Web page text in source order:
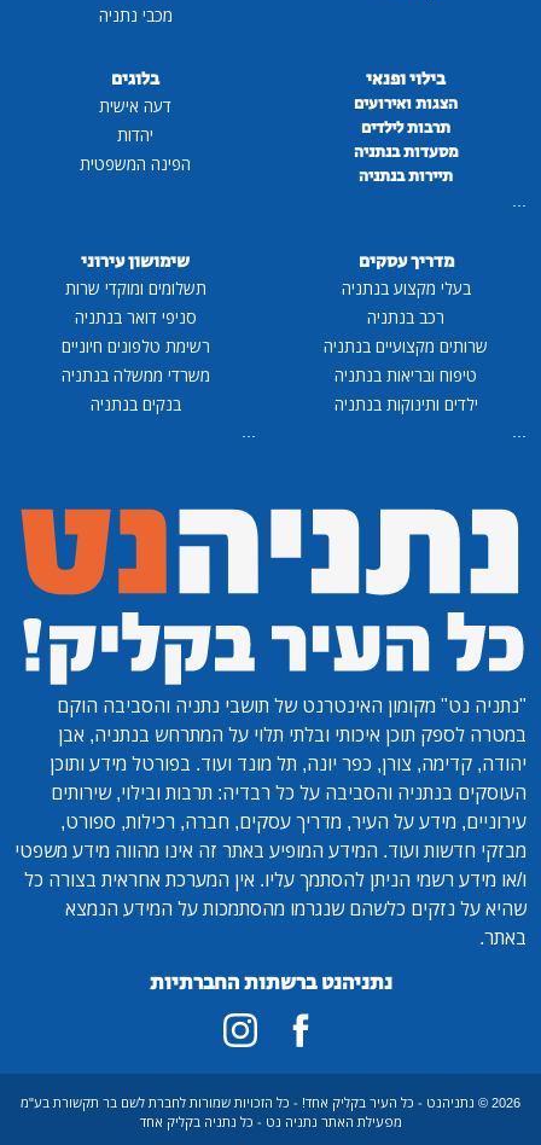
מכבי נתניה
בילוי ופנאי
הצגות ואירועים
תרבות לילדים
מסעדות בנתניה
תיירות בנתניה
...
בלוגים
דעה אישית
יהדות
הפינה המשפטית
מדריך עסקים
בעלי מקצוע בנתניה
רכב בנתניה
שרותים מקצועיים בנתניה
טיפוח ובריאות בנתניה
ילדים ותינוקות בנתניה
...
שימושון עירוני
תשלומים ומוקדי שרות
סניפי דואר בנתניה
רשימת טלפונים חיוניים
משרדי ממשלה בנתניה
בנקים בנתניה
...
"נתניה נט" מקומון האינטרנט של תושבי נתניה והסביבה הוקם
במטרה לספק תוכן איכותי ובלתי תלוי על המתרחש בנתניה, אבן
יהודה, קדימה, צורן, כפר יונה, תל מונד ועוד. בפורטל מידע ותוכן
העוסקים בנתניה והסביבה על כל רבדיה: תרבות ובילוי, שירותים
עירוניים, מידע על העיר, מדריך עסקים, חברה, רכילות, ספורט,
מבזקי חדשות ועוד. המידע המופיע באתר זה אינו מהווה מידע משפטי
ו/או מידע רשמי הניתן להסתמך עליו. אין המערכת אחראית בצורה כל
שהיא על נזקים כלשהם שנגרמו מהסתמכות על המידע הנמצא
באתר.
נתניהנט ברשתות החברתיות
2026 © נתניהנט - כל העיר בקליק אחד! - כל הזכויות שמורות לחברת לשם בר תקשורת בע"מ
מפעילת האתר נתניה נט - כל נתניה בקליק אחד